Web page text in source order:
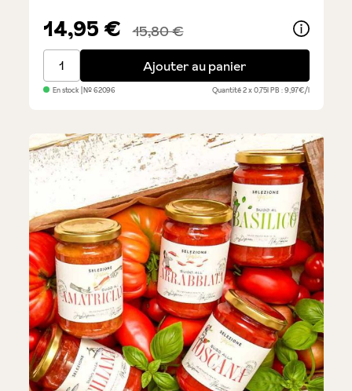
14,95 € 15,80 €
Duo de vins - Rosato e Bianco
Ajouter au panier
En stock | №62096 Quantité2 x 0,75lPB : 9,97€/l